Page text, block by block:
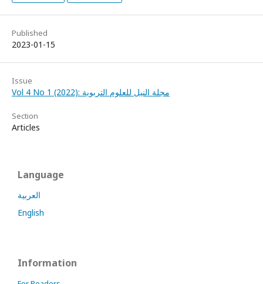
Published
2023-01-15
Issue
Vol 4 No 1 (2022): مجلة النيل للعلوم التربوية
Section
Articles
Language
العربية
English
Information